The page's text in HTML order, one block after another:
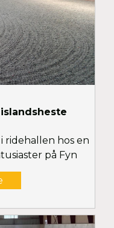
ridehallen hos en
på Fyn